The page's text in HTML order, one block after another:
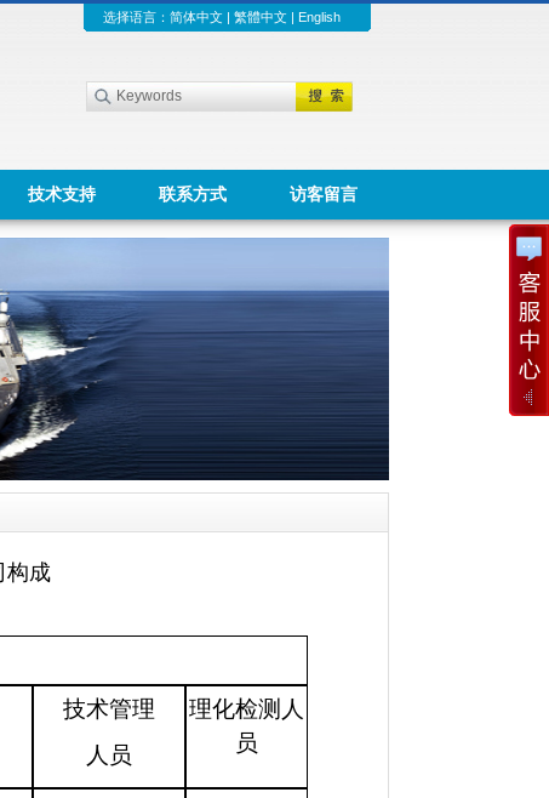
选择语言： 简体中文| 繁體中文| English
技术支持 联系方式 访客留言
构成
技术管理
人员
理化检测人
员